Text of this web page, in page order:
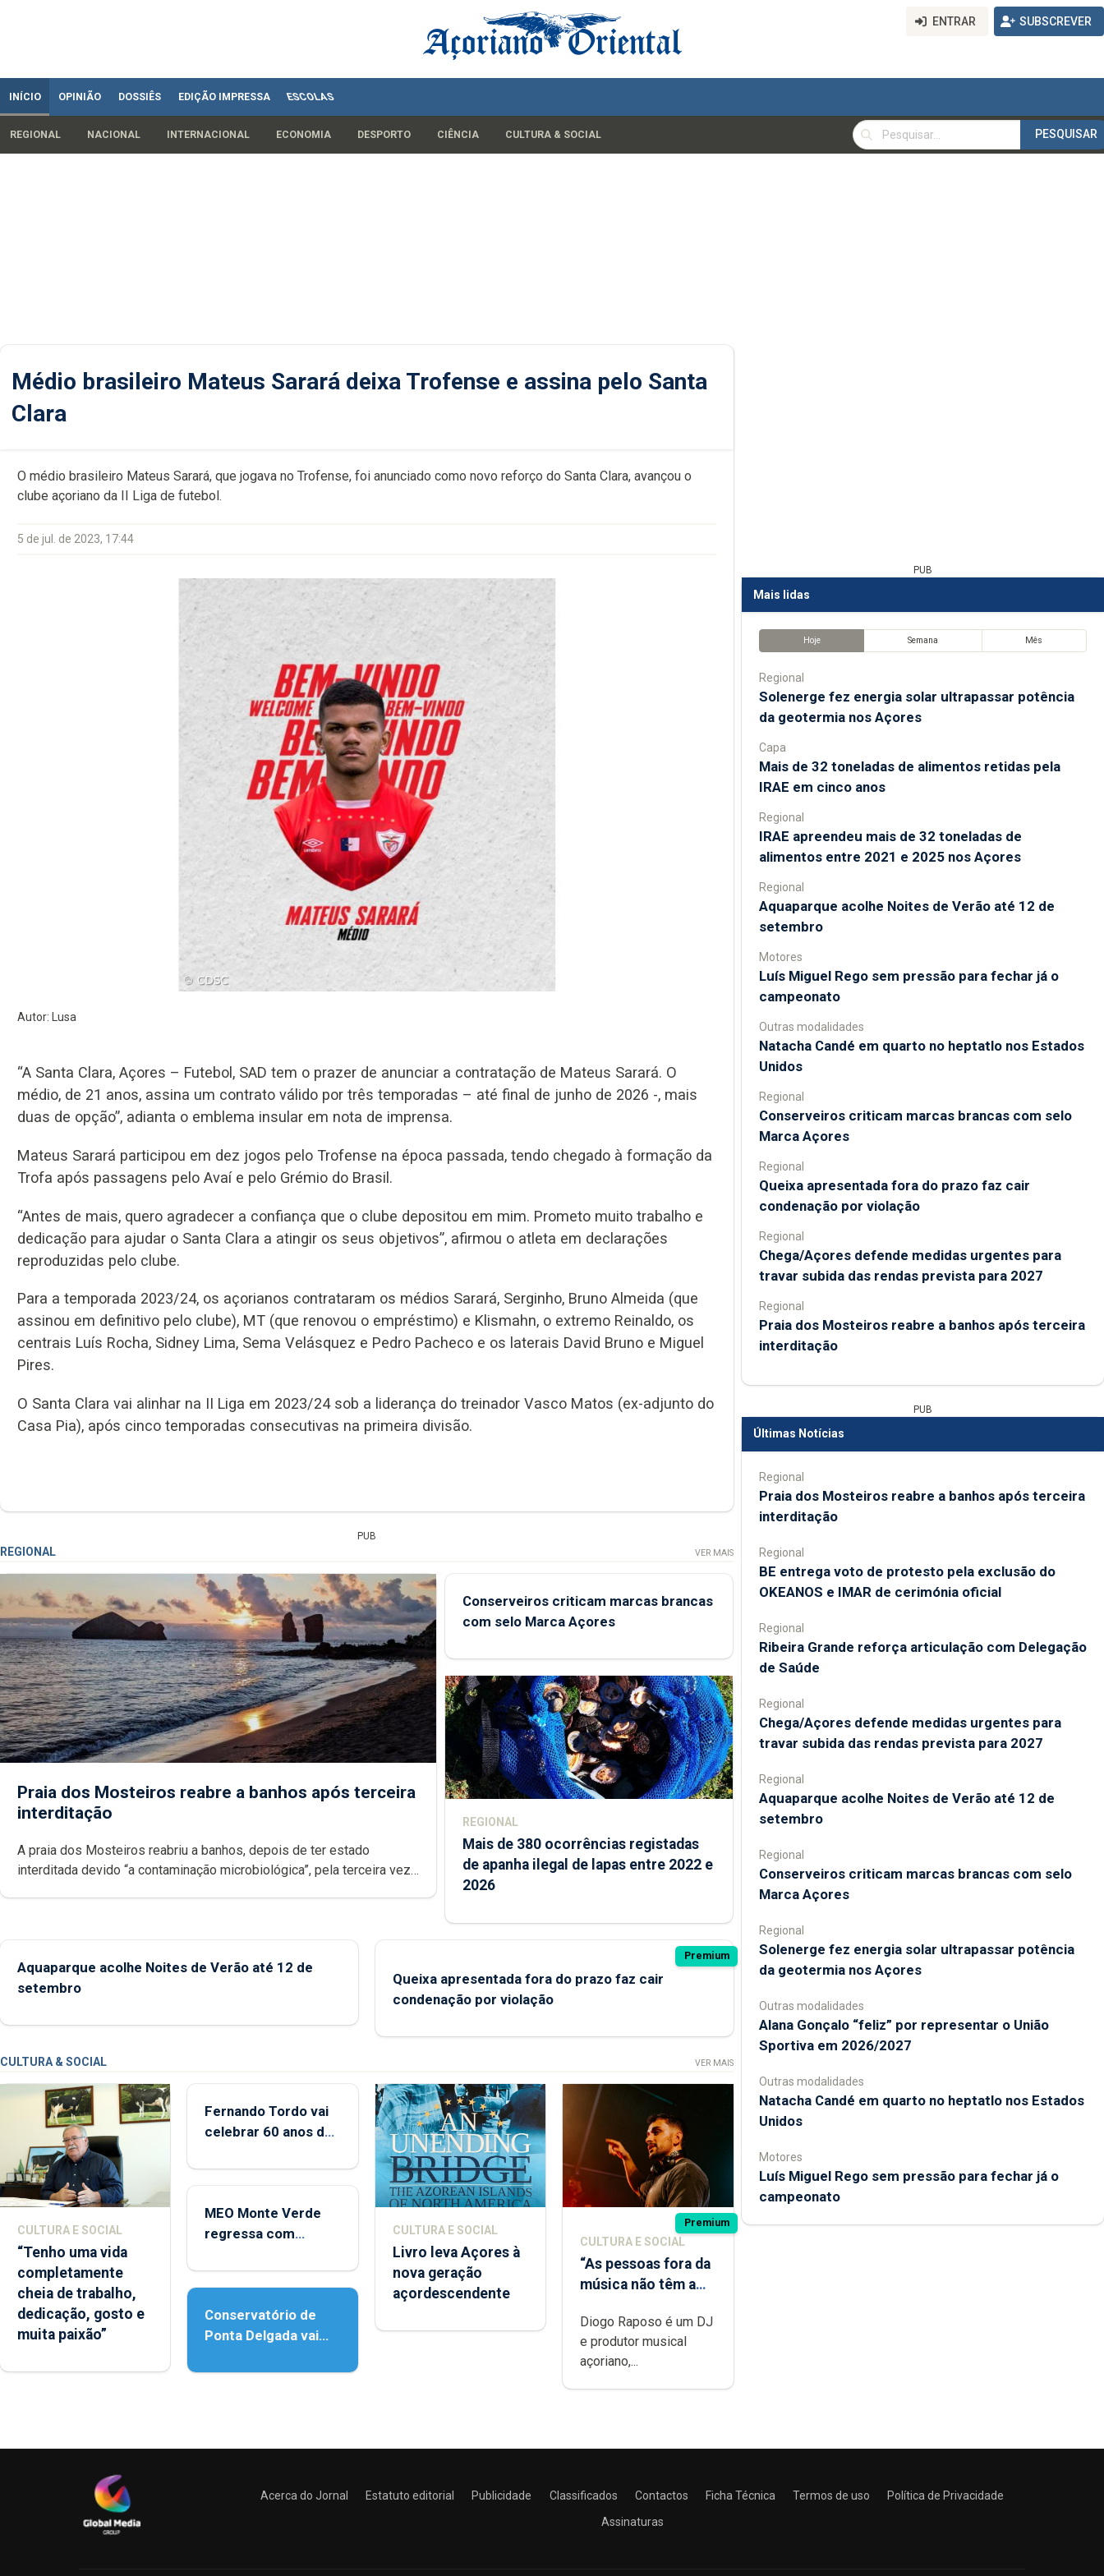
ENTRAR SUBSCREVER
INÍCIO OPINIÃO DOSSIÊS EDIÇÃO IMPRESSA ESCOLAS
REGIONAL NACIONAL INTERNACIONAL ECONOMIA DESPORTO CIÊNCIA CULTURA & SOCIAL
PESQUISAR
PESQUISAR
Médio brasileiro Mateus Sarará deixa Trofense e assina pelo Santa
Clara
O médio brasileiro Mateus Sarará, que jogava no Trofense, foi anunciado como novo reforço do Santa Clara, avançou o
clube açoriano da II Liga de futebol.
5 de jul. de 2023, 17:44
Autor: Lusa
“A Santa Clara, Açores – Futebol, SAD tem o prazer de anunciar a contratação de Mateus Sarará. O
médio, de 21 anos, assina um contrato válido por três temporadas – até final de junho de 2026 -, mais
duas de opção”, adianta o emblema insular em nota de imprensa.
Mateus Sarará participou em dez jogos pelo Trofense na época passada, tendo chegado à formação da
Trofa após passagens pelo Avaí e pelo Grémio do Brasil.
“Antes de mais, quero agradecer a confiança que o clube depositou em mim. Prometo muito trabalho e
dedicação para ajudar o Santa Clara a atingir os seus objetivos”, afirmou o atleta em declarações
reproduzidas pelo clube.
Para a temporada 2023/24, os açorianos contrataram os médios Sarará, Serginho, Bruno Almeida (que
assinou em definitivo pelo clube), MT (que renovou o empréstimo) e Klismahn, o extremo Reinaldo, os
centrais Luís Rocha, Sidney Lima, Sema Velásquez e Pedro Pacheco e os laterais David Bruno e Miguel
Pires.
O Santa Clara vai alinhar na II Liga em 2023/24 sob a liderança do treinador Vasco Matos (ex-adjunto do
Casa Pia), após cinco temporadas consecutivas na primeira divisão.
PUB
REGIONAL VER MAIS
Praia dos Mosteiros reabre a banhos após terceira
interditação
A praia dos Mosteiros reabriu a banhos, depois de ter estado
interditada devido “a contaminação microbiológica”, pela terceira vez
Conserveiros criticam marcas brancas
com selo Marca Açores
REGIONAL
Mais de 380 ocorrências registadas
de apanha ilegal de lapas entre 2022 e
2026
Aquaparque acolhe Noites de Verão até 12 de
setembro
Premium
Queixa apresentada fora do prazo faz cair
condenação por violação
CULTURA & SOCIAL VER MAIS
CULTURA E SOCIAL
“Tenho uma vida
completamente
cheia de trabalho,
dedicação, gosto e
muita paixão”
Fernando Tordo vai
celebrar 60 anos de
Micaelense
MEO Monte Verde
regressa com
acessibilidade
Conservatório de
Ponta Delgada vai
instrumentos
CULTURA E SOCIAL
Livro leva Açores à
nova geração
açordescendente
Premium
CULTURA E SOCIAL
“As pessoas fora da
música não têm a
difícil é produzir
uma música”
Diogo Raposo é um DJ
e produtor musical
açoriano,...
PUB
Mais lidas
Hoje Semana Mês
Regional
Solenerge fez energia solar ultrapassar potência
da geotermia nos Açores
Capa
Mais de 32 toneladas de alimentos retidas pela
IRAE em cinco anos
Regional
IRAE apreendeu mais de 32 toneladas de
alimentos entre 2021 e 2025 nos Açores
Regional
Aquaparque acolhe Noites de Verão até 12 de
setembro
Motores
Luís Miguel Rego sem pressão para fechar já o
campeonato
Outras modalidades
Natacha Candé em quarto no heptatlo nos Estados
Unidos
Regional
Conserveiros criticam marcas brancas com selo
Marca Açores
Regional
Queixa apresentada fora do prazo faz cair
condenação por violação
Regional
Chega/Açores defende medidas urgentes para
travar subida das rendas prevista para 2027
Regional
Praia dos Mosteiros reabre a banhos após terceira
interditação
PUB
Últimas Notícias
Regional
Praia dos Mosteiros reabre a banhos após terceira
interditação
Regional
BE entrega voto de protesto pela exclusão do
OKEANOS e IMAR de cerimónia oficial
Regional
Ribeira Grande reforça articulação com Delegação
de Saúde
Regional
Chega/Açores defende medidas urgentes para
travar subida das rendas prevista para 2027
Regional
Aquaparque acolhe Noites de Verão até 12 de
setembro
Regional
Conserveiros criticam marcas brancas com selo
Marca Açores
Regional
Solenerge fez energia solar ultrapassar potência
da geotermia nos Açores
Outras modalidades
Alana Gonçalo “feliz” por representar o União
Sportiva em 2026/2027
Outras modalidades
Natacha Candé em quarto no heptatlo nos Estados
Unidos
Motores
Luís Miguel Rego sem pressão para fechar já o
campeonato
Acerca do Jornal Estatuto editorial Publicidade Classificados Contactos Ficha Técnica Termos de uso
Política de Privacidade
Assinaturas